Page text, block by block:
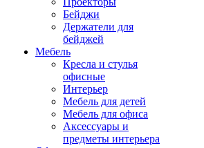
Бейджи
Держатели для
бейджей
Мебель
Кресла и стулья
офисные
Интерьер
Мебель для детей
Мебель для офиса
Аксессуары и
предметы интерьера